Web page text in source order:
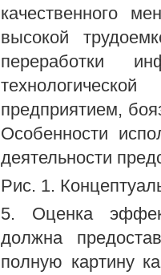
качественного
высокой
переработки
предприятием,
Особенности
деятельности
Рис. 1.
5. Оценка
должна
полную картину